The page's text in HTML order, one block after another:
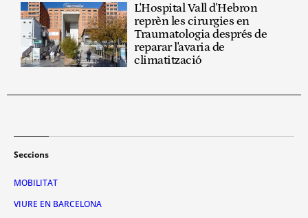
L'Hospital Vall d'Hebron
reprèn les cirurgies en
Traumatologia després de
reparar l'avaria de
climatització
Seccions
MOBILITAT
VIURE EN BARCELONA